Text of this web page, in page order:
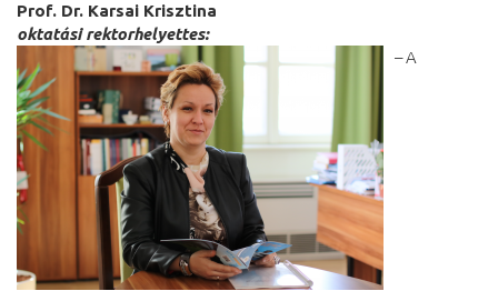
Prof. Dr. Karsai Krisztina
oktatási rektorhelyettes:
– A